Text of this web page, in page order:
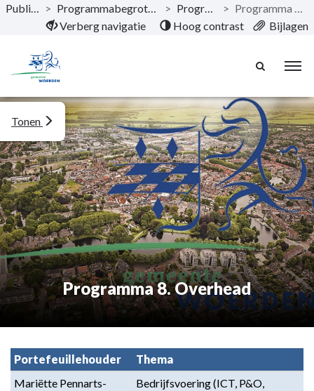
Naar hoofdinhoud
Publicaties > Programmabegroting 2024-2027 > Programma's >
Programma 8. Overhead
Verberg navigatie
Hoog contrast Bijlagen
Programma 8. Overhead
Tonen
Portefeuillehouder
Thema
Mariëtte Pennarts-
Bedrijfsvoering (ICT, P&O,